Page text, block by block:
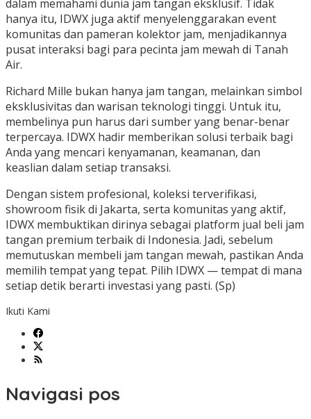
dalam memahami dunia jam tangan eksklusif. Tidak
hanya itu, IDWX juga aktif menyelenggarakan event
komunitas dan pameran kolektor jam, menjadikannya
pusat interaksi bagi para pecinta jam mewah di Tanah
Air.
Richard Mille bukan hanya jam tangan, melainkan simbol
eksklusivitas dan warisan teknologi tinggi. Untuk itu,
membelinya pun harus dari sumber yang benar-benar
terpercaya. IDWX hadir memberikan solusi terbaik bagi
Anda yang mencari kenyamanan, keamanan, dan
keaslian dalam setiap transaksi.
Dengan sistem profesional, koleksi terverifikasi,
showroom fisik di Jakarta, serta komunitas yang aktif,
IDWX membuktikan dirinya sebagai platform jual beli jam
tangan premium terbaik di Indonesia. Jadi, sebelum
memutuskan membeli jam tangan mewah, pastikan Anda
memilih tempat yang tepat. Pilih IDWX — tempat di mana
setiap detik berarti investasi yang pasti. (Sp)
Ikuti Kami
Navigasi pos